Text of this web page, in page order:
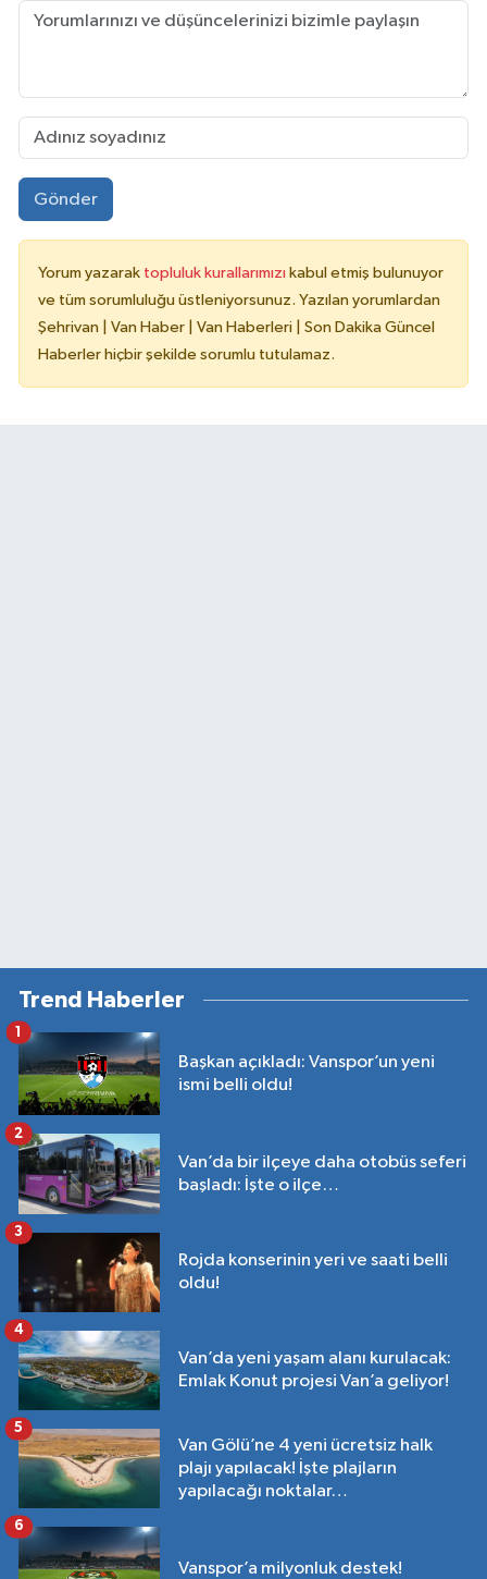
Gönder
Yorum yazarak topluluk kurallarımızı kabul etmiş bulunuyor
ve tüm sorumluluğu üstleniyorsunuz. Yazılan yorumlardan
Şehrivan | Van Haber | Van Haberleri | Son Dakika Güncel
Haberler hiçbir şekilde sorumlu tutulamaz.
Trend Haberler
Başkan açıkladı: Vanspor’un yeni
ismi belli oldu!
1
Van’da bir ilçeye daha otobüs seferi
başladı: İşte o ilçe…
2
Rojda konserinin yeri ve saati belli
oldu!
3
Van’da yeni yaşam alanı kurulacak:
Emlak Konut projesi Van’a geliyor!
4
Van Gölü’ne 4 yeni ücretsiz halk
plajı yapılacak! İşte plajların
yapılacağı noktalar…
5
Vanspor’a milyonluk destek!
6